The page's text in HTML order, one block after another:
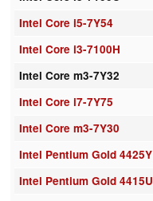
Intel Core i5-7Y54
Intel Core i3-7100H
Intel Core m3-7Y32
Intel Core i7-7Y75
Intel Core m3-7Y30
Intel Pentium Gold 4425Y
Intel Pentium Gold 4415U